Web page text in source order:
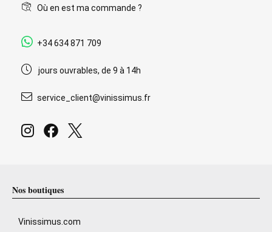
Où en est ma commande ?
+34 634 871 709
jours ouvrables, de 9 à 14h
service_client@vinissimus.fr
Nos boutiques
Vinissimus.com